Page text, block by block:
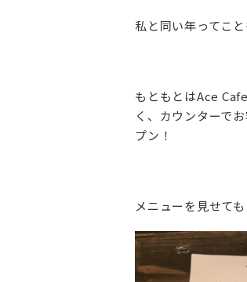
私と同い年ってこ
もともとはAce
く、カウンターで
プン！
メニューを見せて